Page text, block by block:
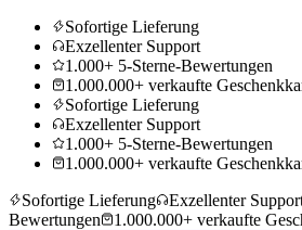
Sofortige Lieferung
Exzellenter Support
1.000+ 5-Sterne-Bewertungen
1.000.000+ verkaufte
Sofortige Lieferung
Exzellenter Support
1.000+ 5-Sterne-Bewertungen
1.000.000+ verkaufte
Sofortige Lieferung
Exzellenter
Bewertungen
1.000.000+ verkaufte